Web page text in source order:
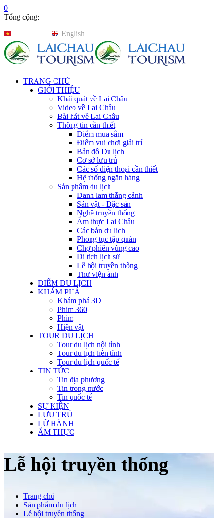
0
Tổng cộng:
English
TRANG CHỦ
GIỚI THIỆU
Khái quát về Lai Châu
Video về Lai Châu
Bài hát về Lai Châu
Thông tin cần thiết
Điểm mua sắm
Điểm vui chơi giải trí
Bản đồ Du lịch
Cơ sở lưu trú
Các số điện thoại cần thiết
Hệ thống ngân hàng
Sản phẩm du lịch
Danh lam thắng cảnh
Sản vật - Đặc sản
Nghề truyền thống
Ẩm thực Lai Châu
Các bản du lịch
Phong tục tập quán
Chợ phiên vùng cao
Di tích lịch sử
Lễ hội truyền thống
Thư viện ảnh
ĐIỂM DU LỊCH
KHÁM PHÁ
Khám phá 3D
Phim 360
Phim
Hiện vật
TOUR DU LỊCH
Tour du lịch nội tỉnh
Tour du lịch liên tỉnh
Tour du lịch quốc tế
TIN TỨC
Tin địa phương
Tin trong nước
Tin quốc tế
SỰ KIỆN
LƯU TRÚ
LỮ HÀNH
ẨM THỰC
Lễ hội truyền thống
Trang chủ
Sản phẩm du lịch
Lễ hội truyền thống